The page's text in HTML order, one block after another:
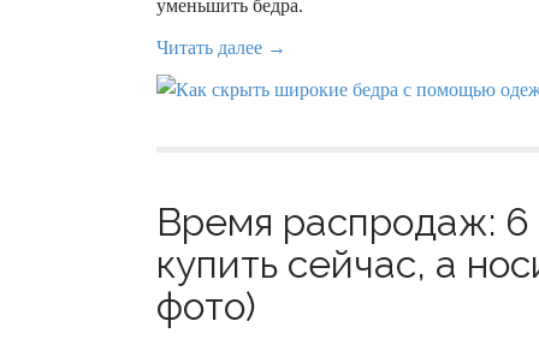
уменьшить бедра.
Читать далее →
Время распродаж:
купить сейчас, а
фото)